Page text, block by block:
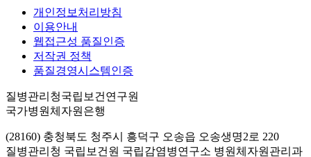
개인정보처리방침
이용안내
웹접근성 품질인증
저작권 정책
품질경영시스템인증
질병관리청국립보건연구원
국가병원체자원은행
(28160) 충청북도 청주시 흥덕구 오송읍 오송생명2로 220
질병관리청 국립보건원 국립감염병연구소 병원체자원관리과